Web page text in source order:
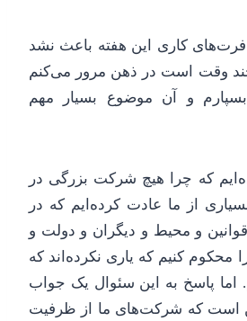
کاری این هفته باعث نشد
وقت است در ذهن مرور می‌کنم
و آن موضوع بسیار مهم
که چرا هیچ شرکت بزرگی در
از ما عادت کرده‌ایم که در
و محیط و دیگران و دولت و
محکوم کنیم که یاری نکرده‌اند که
اما پاسخ به این سئوال یک جواب
است که شرکت‌های ما از ظرفیت